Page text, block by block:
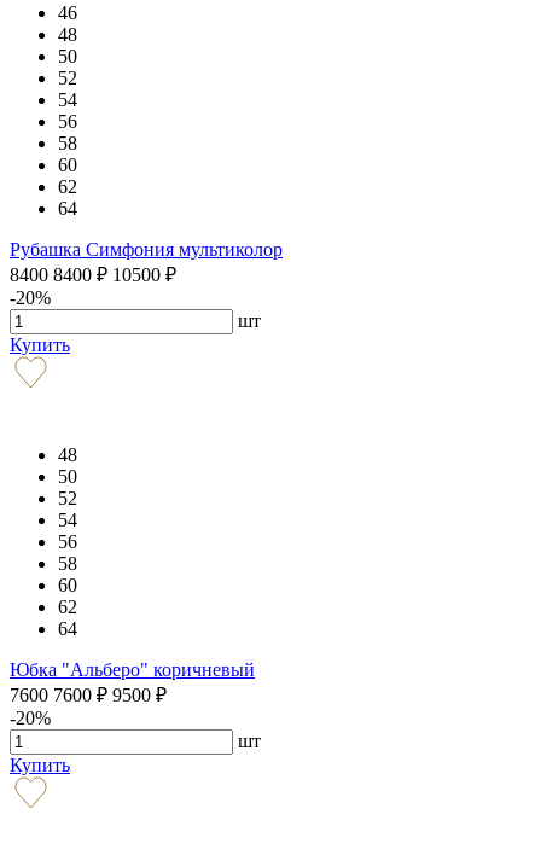
46
48
50
52
54
56
58
60
62
64
Рубашка Симфония мультиколор
8400 8400 ₽ 10500 ₽
-20%
шт
Купить
48
50
52
54
56
58
60
62
64
Юбка "Альберо" коричневый
7600 7600 ₽ 9500 ₽
-20%
шт
Купить